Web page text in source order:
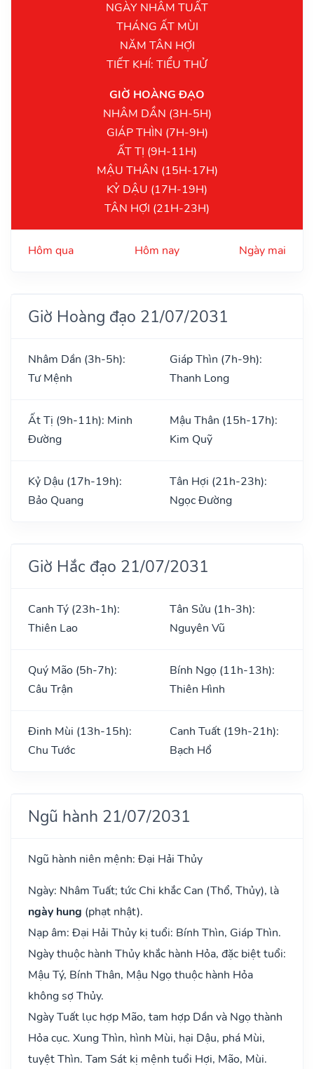
NGÀY NHÂM TUẤT
THÁNG ẤT MÙI
NĂM TÂN HỢI
TIẾT KHÍ: TIỂU THỬ
GIỜ HOÀNG ĐẠO
NHÂM DẦN (3H-5H)
GIÁP THÌN (7H-9H)
ẤT TỊ (9H-11H)
MẬU THÂN (15H-17H)
KỶ DẬU (17H-19H)
TÂN HỢI (21H-23H)
Hôm qua Hôm nay Ngày mai
Giờ Hoàng đạo 21/07/2031
Nhâm Dần (3h-5h):
Tư Mệnh
Giáp Thìn (7h-9h):
Thanh Long
Ất Tị (9h-11h): Minh
Đường
Mậu Thân (15h-17h):
Kim Quỹ
Kỷ Dậu (17h-19h):
Bảo Quang
Tân Hợi (21h-23h):
Ngọc Đường
Giờ Hắc đạo 21/07/2031
Canh Tý (23h-1h):
Thiên Lao
Tân Sửu (1h-3h):
Nguyên Vũ
Quý Mão (5h-7h):
Câu Trận
Bính Ngọ (11h-13h):
Thiên Hình
Đinh Mùi (13h-15h):
Chu Tước
Canh Tuất (19h-21h):
Bạch Hổ
Ngũ hành 21/07/2031
Ngũ hành niên mệnh: Đại Hải Thủy
Ngày: Nhâm Tuất; tức Chi khắc Can (Thổ, Thủy), là
ngày hung (phạt nhật).
Nạp âm: Đại Hải Thủy kị tuổi: Bính Thìn, Giáp Thìn.
Ngày thuộc hành Thủy khắc hành Hỏa, đặc biệt tuổi:
Mậu Tý, Bính Thân, Mậu Ngọ thuộc hành Hỏa
không sợ Thủy.
Ngày Tuất lục hợp Mão, tam hợp Dần và Ngọ thành
Hỏa cục. Xung Thìn, hình Mùi, hại Dậu, phá Mùi,
tuyệt Thìn. Tam Sát kị mệnh tuổi Hợi, Mão, Mùi.